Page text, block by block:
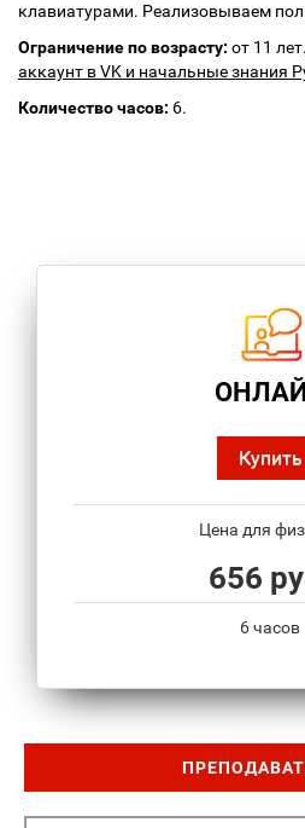
клавиатурами. Реализовываем
Ограничение по возрасту: от 11 лет.
аккаунт в VK и начальные знания
Количество часов: 6.
Купить
Цена для
656
6 часов